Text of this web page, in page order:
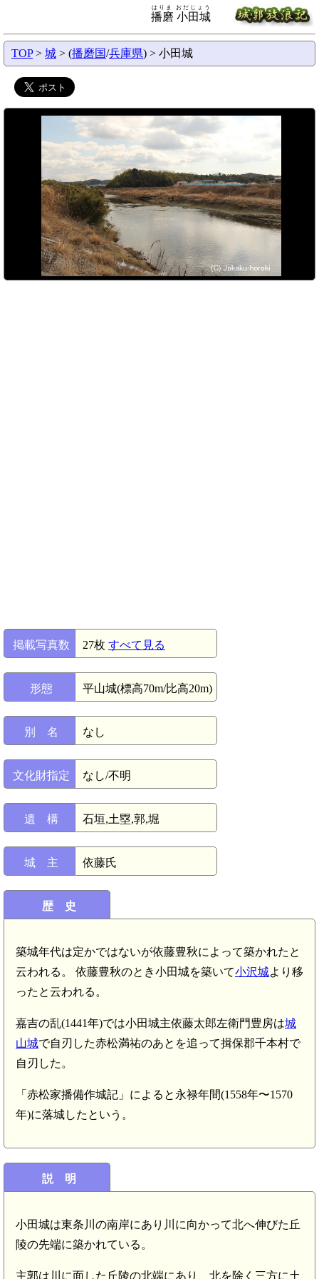
播磨 小田城
はりま おだじょう
TOP> 城 > (播磨国/兵庫県) > 小田城
掲載写真数 27枚 すべて見る
形態 平山城(標高70m/比高20m)
別 名 なし
文化財指定 なし/不明
遺 構 石垣,土塁,郭,堀
城 主 依藤氏
歴 史
築城年代は定かではないが依藤豊秋によって築かれたと
云われる。 依藤豊秋のとき小田城を築いて小沢城より移
ったと云われる。
嘉吉の乱(1441年)では小田城主依藤太郎左衛門豊房は城
山城で自刃した赤松満祐のあとを追って揖保郡千本村で
自刃した。
「赤松家播備作城記」によると永禄年間(1558年〜1570
年)に落城したという。
説 明
小田城は東条川の南岸にあり川に向かって北へ伸びた丘
陵の先端に築かれている。
主郭は川に面した丘陵の北端にあり、北を除く三方に土